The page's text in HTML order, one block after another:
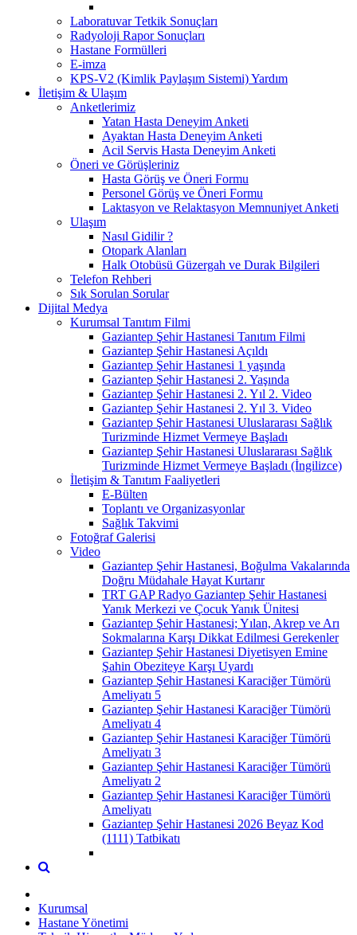
Laboratuvar Tetkik Sonuçları
Radyoloji Rapor Sonuçları
Hastane Formülleri
E-imza
KPS-V2 (Kimlik Paylaşım Sistemi) Yardım
İletişim & Ulaşım
Anketlerimiz
Yatan Hasta Deneyim Anketi
Ayaktan Hasta Deneyim Anketi
Acil Servis Hasta Deneyim Anketi
Öneri ve Görüşleriniz
Hasta Görüş ve Öneri Formu
Personel Görüş ve Öneri Formu
Laktasyon ve Relaktasyon Memnuniyet Anketi
Ulaşım
Nasıl Gidilir ?
Otopark Alanları
Halk Otobüsü Güzergah ve Durak Bilgileri
Telefon Rehberi
Sık Sorulan Sorular
Dijital Medya
Kurumsal Tanıtım Filmi
Gaziantep Şehir Hastanesi Tanıtım Filmi
Gaziantep Şehir Hastanesi Açıldı
Gaziantep Şehir Hastanesi 1 yaşında
Gaziantep Şehir Hastanesi 2. Yaşında
Gaziantep Şehir Hastanesi 2. Yıl 2. Video
Gaziantep Şehir Hastanesi 2. Yıl 3. Video
Gaziantep Şehir Hastanesi Uluslararası Sağlık
Turizminde Hizmet Vermeye Başladı
Gaziantep Şehir Hastanesi Uluslararası Sağlık
Turizminde Hizmet Vermeye Başladı (İngilizce)
İletişim & Tanıtım Faaliyetleri
E-Bülten
Toplantı ve Organizasyonlar
Sağlık Takvimi
Fotoğraf Galerisi
Video
Gaziantep Şehir Hastanesi, Boğulma Vakalarında
Doğru Müdahale Hayat Kurtarır
TRT GAP Radyo Gaziantep Şehir Hastanesi
Yanık Merkezi ve Çocuk Yanık Ünitesi
Gaziantep Şehir Hastanesi; Yılan, Akrep ve Arı
Sokmalarına Karşı Dikkat Edilmesi Gerekenler
Gaziantep Şehir Hastanesi Diyetisyen Emine
Şahin Obeziteye Karşı Uyardı
Gaziantep Şehir Hastanesi Karaciğer Tümörü
Ameliyatı 5
Gaziantep Şehir Hastanesi Karaciğer Tümörü
Ameliyatı 4
Gaziantep Şehir Hastanesi Karaciğer Tümörü
Ameliyatı 3
Gaziantep Şehir Hastanesi Karaciğer Tümörü
Ameliyatı 2
Gaziantep Şehir Hastanesi Karaciğer Tümörü
Ameliyatı
Gaziantep Şehir Hastanesi 2026 Beyaz Kod
(1111) Tatbikatı
Kurumsal
Hastane Yönetimi